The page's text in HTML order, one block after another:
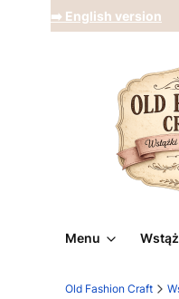
➡️ English version
Menu
Old Fashion Craft